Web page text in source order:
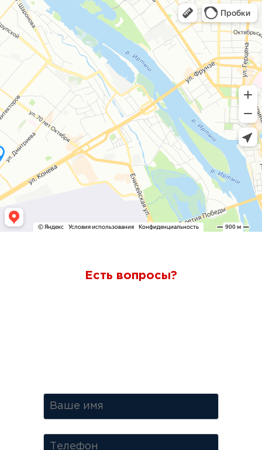
Есть вопросы?